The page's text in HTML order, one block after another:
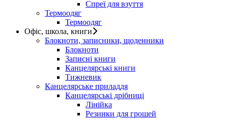
Спреї для взуття
Термоодяг
Термоодяг
Офіс, школа, книги
Блокноти, записники, щоденники
Блокноти
Записні книги
Канцелярські книги
Тижневик
Канцелярське приладдя
Канцелярські дрібниці
Лінійка
Резинки для грошей